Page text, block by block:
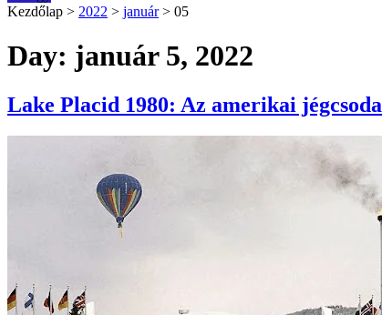
Kezdőlap > 2022 > január > 05
Day: január 5, 2022
Lake Placid 1980: Az amerikai jégcsoda